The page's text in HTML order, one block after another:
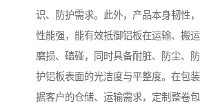
识、防护需求。此外，产品本身韧性
性能强，能有效抵御铝板在运输、搬运
磨损、磕碰，同时具备耐脏、防尘、
护铝板表面的光洁度与平整度。在包
据客户的仓储、运输需求，定制整卷包